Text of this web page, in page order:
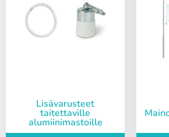
Lisävarusteet
taitettaville
alumiinimastoille
Mainosalumiinimasto (8